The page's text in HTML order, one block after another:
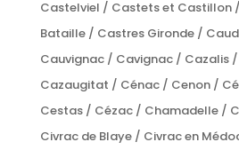
Castelviel / Castets et Castillon
Bataille / Castres Gironde /
Cauvignac / Cavignac / Cazalis
Cazaugitat / Cénac / Cenon /
Cestas / Cézac / Chamadelle /
Civrac de Blaye / Civrac en